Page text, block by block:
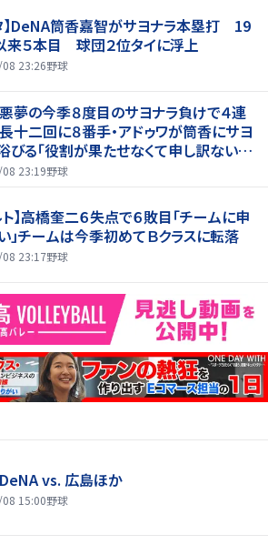
】DeNA筒香嘉智がサヨナラ本塁打 19
来５本目 球団２位タイに浮上
23:26野球
夢の今季８度目のサヨナラ負けで４連
二回に８番手・アドゥワが筒香にサヨ
びる「役割が果たせなくて申し訳ないで
23:19野球
ト】高橋奎二６失点で６敗目「チームに申
」チームは今季初めてＢクラスに転落
23:17野球
DeNA vs. 広島ほか
15:00野球